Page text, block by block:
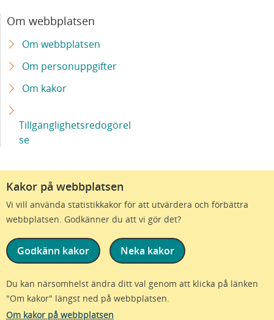
Kakor på webbplatsen
Vi vill använda statistikkakor för att utvärdera och förbättra
webbplatsen. Godkänner du att vi gör det?
Godkänn kakor Neka kakor
Du kan närsomhelst ändra ditt val genom att klicka på länken
"Om kakor" längst ned på webbplatsen.
Om kakor på webbplatsen
Om webbplatsen
Om webbplatsen
Om personuppgifter
Om kakor
Tillgänglighetsredogörel
se
Vi är en del av Region Skåne
© Region Skåne - Alla rättigheter förbehållna - version 1.85.1